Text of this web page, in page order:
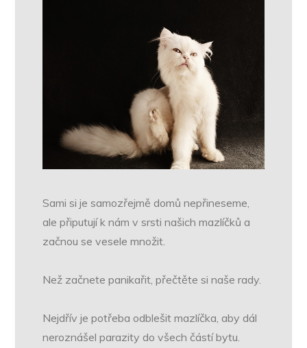
Sami si je samozřejmě domů nepřineseme,
ale připutují k nám v srsti našich mazlíčků a
začnou se vesele množit.
Než začnete panikařit, přečtěte si naše rady.
Nejdřív je potřeba odblešit mazlíčka, aby dál
neroznášel parazity do všech částí bytu.